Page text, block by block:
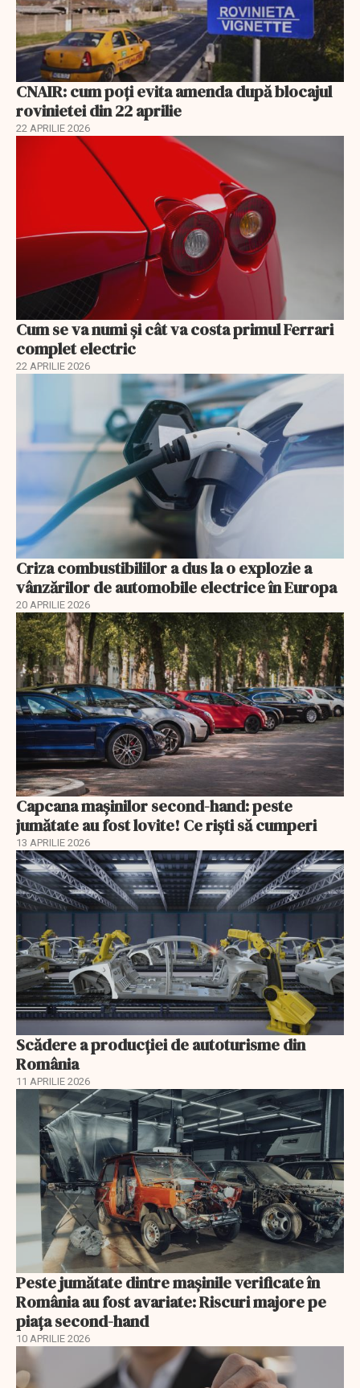
CNAIR: cum poți evita amenda după blocajul
rovinietei din 22 aprilie
22 APRILIE 2026
Cum se va numi şi cât va costa primul Ferrari
complet electric
22 APRILIE 2026
Criza combustibililor a dus la o explozie a
vânzărilor de automobile electrice în Europa
20 APRILIE 2026
Capcana mașinilor second-hand: peste
jumătate au fost lovite! Ce riști să cumperi
13 APRILIE 2026
Scădere a producţiei de autoturisme din
România
11 APRILIE 2026
Peste jumătate dintre mașinile verificate în
România au fost avariate: Riscuri majore pe
piața second-hand
10 APRILIE 2026